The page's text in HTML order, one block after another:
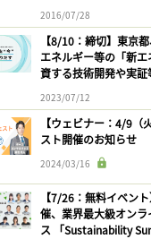
2016/07/28
【8/10：締切】東京
エネルギー等の「新
資する技術開発や実
2023/07/12
【ウェビナー：4/9（
スト開催のお知らせ
2024/03/16
【7/26：無料イベン
催、業界最大級オン
ス 「Sustainability